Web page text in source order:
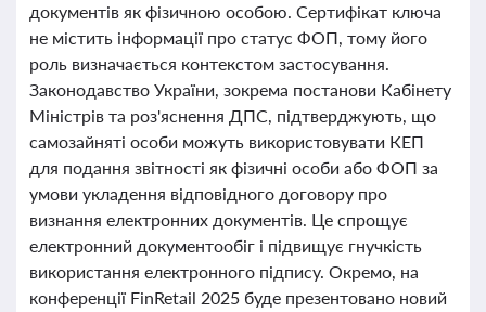
документів як фізичною особою. Сертифікат ключа
не містить інформації про статус ФОП, тому його
роль визначається контекстом застосування.
Законодавство України, зокрема постанови Кабінету
Міністрів та роз'яснення ДПС, підтверджують, що
самозайняті особи можуть використовувати КЕП
для подання звітності як фізичні особи або ФОП за
умови укладення відповідного договору про
визнання електронних документів. Це спрощує
електронний документообіг і підвищує гнучкість
використання електронного підпису. Окремо, на
конференції FinRetail 2025 буде презентовано новий